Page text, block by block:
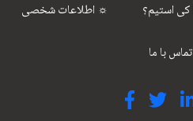
اطلاعات شخصی ☼